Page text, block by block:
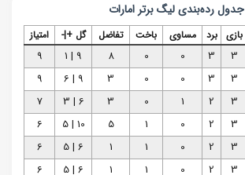
جدول رده‌بندیلیگ برتر امارات
بازی برد مساوی باخت تفاضل گل +|- امتیاز
3
3
0
0
8
9 | 1
9
3
3
0
0
3
9 | 6
9
3
2
1
0
3
6 | 3
7
3
2
0
1
5
10 | 5
6
3
2
0
1
1
6 | 5
6
3
2
0
1
1
6 | 5
6